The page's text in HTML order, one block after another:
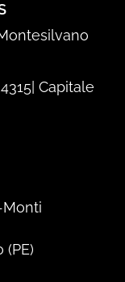
Capitale
Monti
(PE)